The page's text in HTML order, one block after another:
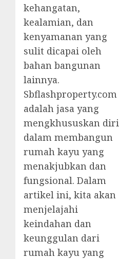
kehangatan,
kealamian, dan
kenyamanan yang
sulit dicapai oleh
bahan bangunan
lainnya.
Sbflashproperty.com
adalah jasa yang
mengkhususkan diri
dalam membangun
rumah kayu yang
menakjubkan dan
fungsional. Dalam
artikel ini, kita akan
menjelajahi
keindahan dan
keunggulan dari
rumah kayu yang